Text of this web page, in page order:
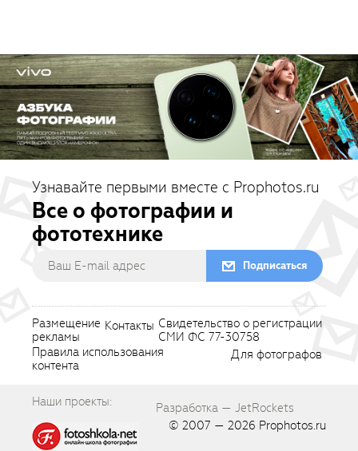
Узнавайте первыми вместе с Prophotos.ru
Все о фотографии и
фототехнике
Подписаться
Размещение
рекламы
Контакты Свидетельство о регистрации
СМИ ФС 77-30758
Правила использования
контента
Для фотографов
Наши проекты:
Разработка — JetRockets
© 2007 — 2026 Prophotos.ru